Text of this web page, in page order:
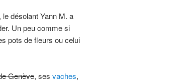
désolant Yann M. a
Un peu comme si
pots de fleurs ou celui
Genève, ses vaches,